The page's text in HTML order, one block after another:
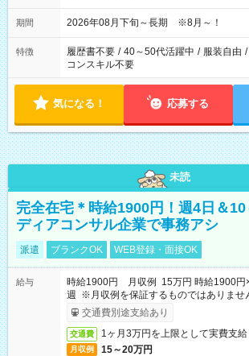
期間 2026年08月下旬～長期 ※8月～！
特徴 履歴書不要 / 40～50代活躍中 / 服装自由 /
コンスキル不要
気になる！ 応募する
未読
完全在宅＊時給1900円！週4日＆
ディアコンサル企業で事務アシ
派遣 ブランクOK WEB登録・面接OK
給与
時給1900円 月収例 15万円 時給1900円
週 ※月収例を保証するものではありませ
ービス利用可（利用条件有）
交通費別途支給あり
交通費 1ヶ月3万円を上限として実費支給
月収例 15～20万円